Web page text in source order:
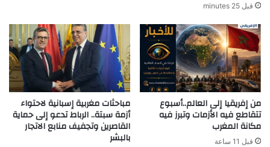
قبل 25 minutes
من إفريقيا إلى العالم..أسبوع
تتقاطع فيه الأزمات وتبرز فيه
مكانة المغرب
قبل 11 ساعة
مباحثات مغربية إسبانية لاحتواء
أزمة سبتة.. الرباط تدعو إلى حماية
القاصرين وتجفيف منابع الاتجار
بالبشر